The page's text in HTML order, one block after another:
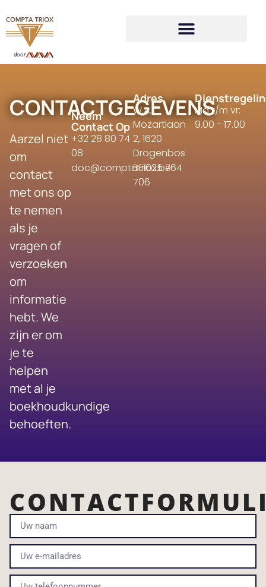
door
CONTACTGEGEVENS
Aarzel niet
om
contact
met ons op
te nemen
als je
vragen of
verzoeken
om
informatie
hebt. We
zijn er om
je te
helpen
met al je
boekhoudkundige
behoeften.
Neem
Contact Op
+32 28 80 74
08
doc@comptatriox.be
Adres
W.A.
Mozartlaan
2, 1620
Drogenbos
BE1025 764
706
Ma t/m vr:
9.00 - 17.00